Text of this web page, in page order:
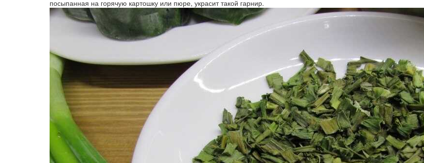
посыпанная на горячую картошку или пюре, украсит такой гарнир.